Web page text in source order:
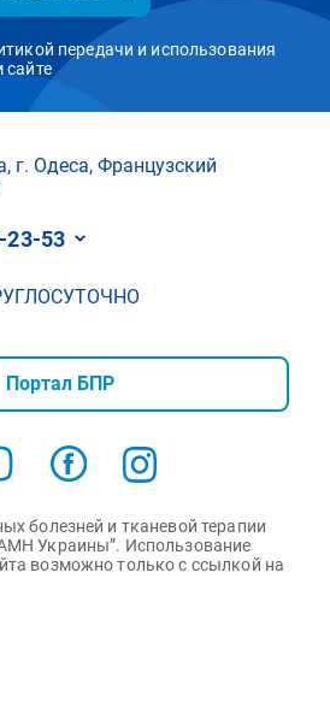
передачи и использования
сайте
г. Одеса, Французский
23-53
Портал БПР
болезней и тканевой терапии
Украины”. Использование
возможно только с ссылкой на